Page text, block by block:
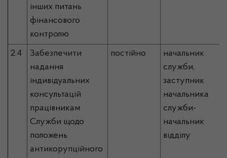
інших питань
фінансового
контролю
2.4
Забезпечити
надання
індивідуальних
консультацій
працівникам
Служби щодо
положень
антикорупційного
постійно
начальник
служби,
заступник
начальника
служби-
начальник
відділу